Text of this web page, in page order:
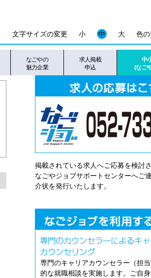
色
文字サイズの変更 小 中 大
なごやの
魅力企業
求人掲載
申込
中
(なご
掲載されている求人へご応募を検討
なごやジョブサポートセンターへご
介状を発行いたします。
専門のキャリアカウンセラー（担
的な就職相談を実施します。ご自